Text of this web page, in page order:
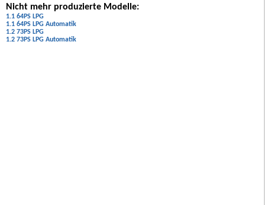
Nicht mehr produzierte Modelle:
1.1 64PS LPG
1.1 64PS LPG Automatik
1.2 73PS LPG
1.2 73PS LPG Automatik